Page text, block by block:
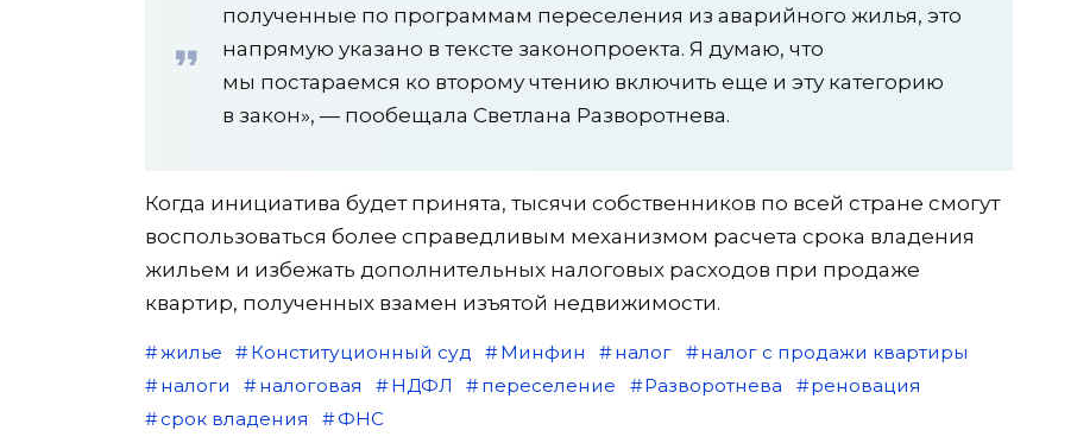
полученные по программам переселения из аварийного жилья, это
напрямую указано в тексте законопроекта. Я думаю, что
мы постараемся ко второму чтению включить еще и эту категорию
в закон», — пообещала Светлана Разворотнева.
Когда инициатива будет принята, тысячи собственников по всей стране смогут
воспользоваться более справедливым механизмом расчета срока владения
жильем и избежать дополнительных налоговых расходов при продаже
квартир, полученных взамен изъятой недвижимости.
жилье Конституционный суд Минфин налог
налог с продажи квартиры
налоги
налоговая НДФЛ переселение Разворотнева
реновация
срок владения
ФНС